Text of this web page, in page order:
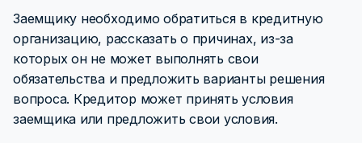
Заемщику необходимо обратиться в кредитную
организацию, рассказать о причинах, из-за
которых он не может выполнять свои
обязательства и предложить варианты решения
вопроса. Кредитор может принять условия
заемщика или предложить свои условия.